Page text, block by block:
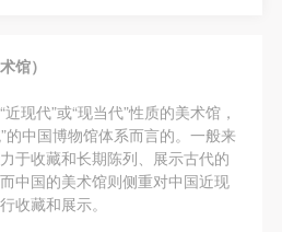
馆）
现代”或“现当代”性质的美术馆，
的中国博物馆体系而言的。一般来
于收藏和长期陈列、展示古代的
中国的美术馆则侧重对中国近现
收藏和展示。
作品）提交中央美术学院用
学院可以以电子、网络及其
，并同意编入《中国知识资
资料库》《中央美术学院美
、文献、档案机构和平台，
作品）提交中央美术学院用
学院可以以电子、网络及其
，并同意编入《中国知识资
资料库》《中央美术学院美
、文献、档案机构和平台，
作品）提交中央美术学院用
学院可以以电子、网络及其
，并同意编入《中国知识资
资料库》《中央美术学院美
、文献、档案机构和平台，